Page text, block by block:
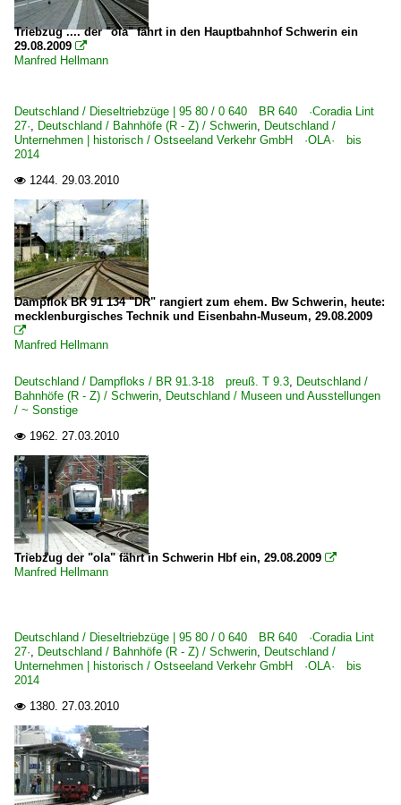
DB Museum Halle (Saale) P
~ Sonstige
Mecklenburg-Vorpommern
Sachsen-Anhalt
Schleswig Holstein
Schmalspurbahnen
Mecklenburgische Bäderbahn ·MBB· 'Molli'
Straßenbahn
Straßenbahn Schwerin ·NVS·
175 (Lübeck–) Bützow – Neubrandenburg – Strasburg
Ostdeutsche Eisenbahn GmbH, Parchim ·ODEG·
Unternehmen | historisch
Ostseeland Verkehr GmbH ·OLA· bis 2014
Modellbahn
Züge
Züge
Spur TT
Triebzug .... der "ola" fährt in den Hauptbahnhof Schwerin ein
29.08.2009 
Manfred Hellmann
Deutschland / Dieseltriebzüge | 95 80 / 0 640 BR 640 ·Coradia Lint
27·, Deutschland / Bahnhöfe (R - Z) / Schwerin, Deutschland /
Unternehmen | historisch / Ostseeland Verkehr GmbH ·OLA· bis
2014
 1244. 29.03.2010
Dampflok BR 91 134 "DR" rangiert zum ehem. Bw Schwerin, heute:
mecklenburgisches Technik und Eisenbahn-Museum, 29.08.2009

Manfred Hellmann
Deutschland / Dampfloks / BR 91.3-18 preuß. T 9.3, Deutschland /
Bahnhöfe (R - Z) / Schwerin, Deutschland / Museen und Ausstellungen
/ ~ Sonstige
 1962. 27.03.2010
Triebzug der "ola" fährt in Schwerin Hbf ein, 29.08.2009 
Manfred Hellmann
Deutschland / Dieseltriebzüge | 95 80 / 0 640 BR 640 ·Coradia Lint
27·, Deutschland / Bahnhöfe (R - Z) / Schwerin, Deutschland /
Unternehmen | historisch / Ostseeland Verkehr GmbH ·OLA· bis
2014
 1380. 27.03.2010